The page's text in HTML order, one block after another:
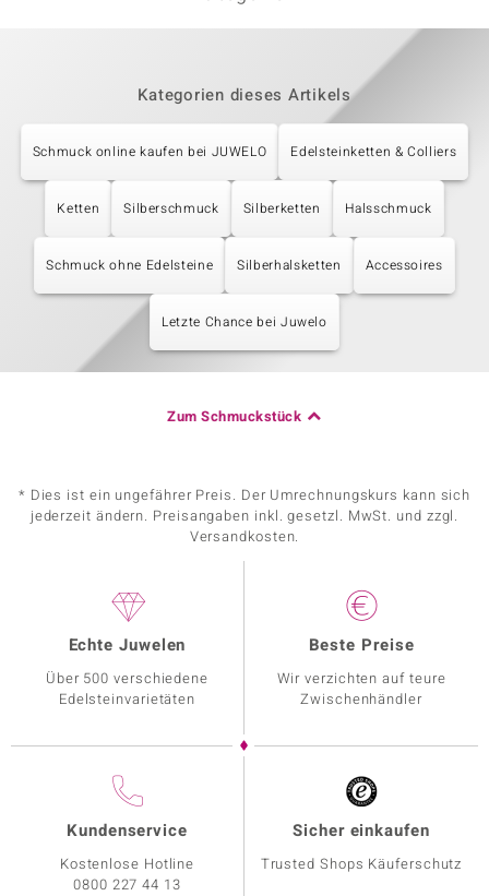
Kategorien dieses Artikels
Schmuck online kaufen bei JUWELO Edelsteinketten & Colliers
Ketten Silberschmuck Silberketten Halsschmuck
Schmuck ohne Edelsteine Silberhalsketten Accessoires
Letzte Chance bei Juwelo
Zum Schmuckstück
* Dies ist ein ungefährer Preis. Der Umrechnungskurs kann sich
jederzeit ändern. Preisangaben inkl. gesetzl. MwSt. und zzgl.
Versandkosten.
Echte Juwelen
Über 500 verschiedene
Edelsteinvarietäten
Beste Preise
Wir verzichten auf teure
Zwischenhändler
Kundenservice
Kostenlose Hotline
0800 227 44 13
Sicher einkaufen
Trusted Shops Käuferschutz